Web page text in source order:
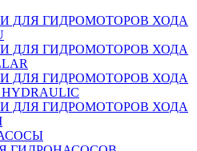
ДЛЯ ГИДРОМОТОРОВ ХОДА
ДЛЯ ГИДРОМОТОРОВ ХОДА
ДЛЯ ГИДРОМОТОРОВ ХОДА
ДЛЯ ГИДРОМОТОРОВ ХОДА